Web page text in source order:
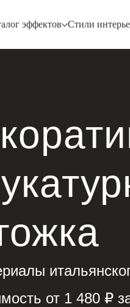
эффектов Стили
от 1 480 ₽